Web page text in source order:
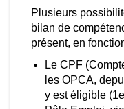
Plusieurs
bilan de
présent, en
Le CPF
les OPCA,
y est éligible
en fonction de votre
Le CPF (Compte
les OPCA, depuis que le
Pôle Emploi, via le
la formation (AIF), qui
financière pour suivre